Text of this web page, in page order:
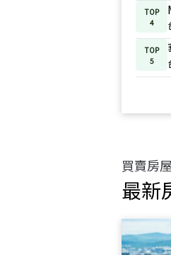
TOP
4
TOP
5
買賣房
最新